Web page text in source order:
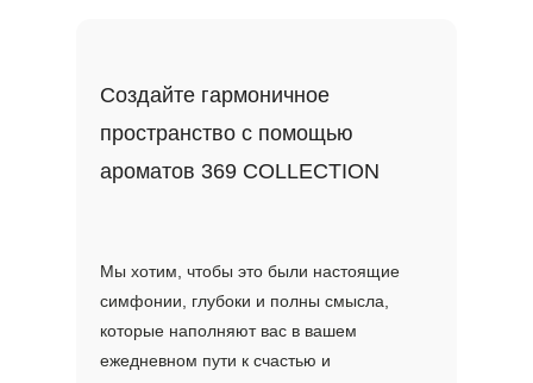
Создайте гармоничное
пространство с помощью
ароматов 369 COLLECTION
Мы хотим, чтобы это были настоящие
симфонии, глубоки и полны смысла,
которые наполняют вас в вашем
ежедневном пути к счастью и